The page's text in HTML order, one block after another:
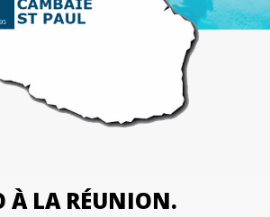
À LA RÉUNION.